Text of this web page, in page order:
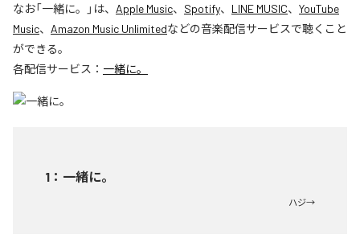
なお「一緒に。 」は、 Apple Music、 Spotify、 LINE MUSIC、 YouTube
Music、 Amazon Music Unlimitedなどの音楽配信サービスで聴くこと
ができる。
各配信サービス： 一緒に。
1 ： 一緒に。
ハジ→